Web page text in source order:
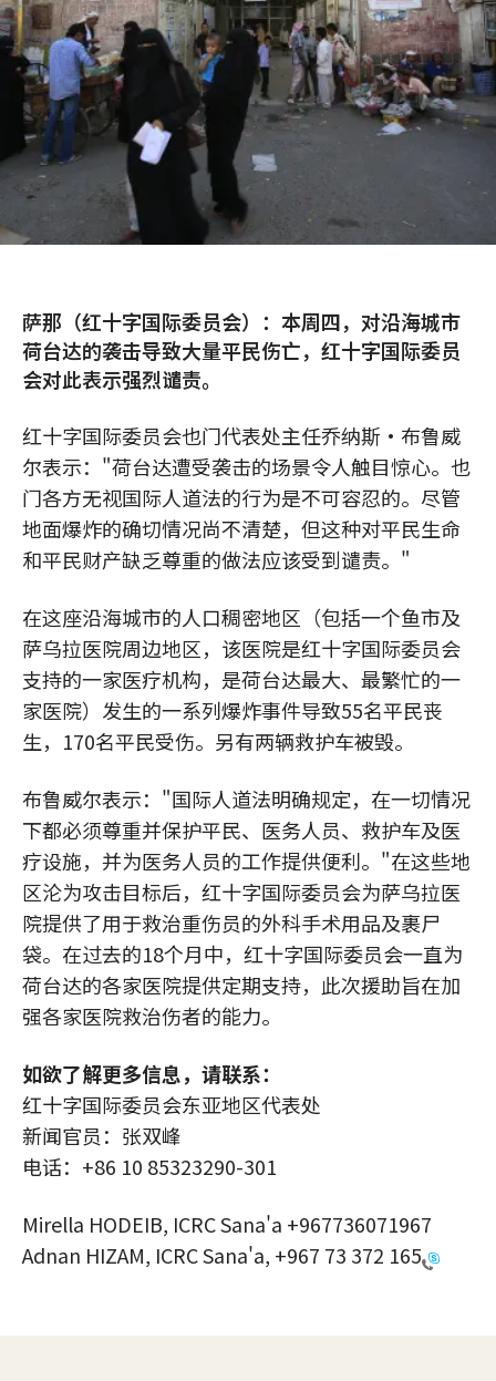
萨那（红十字国际委员会）：本周四，对沿海城市
荷台达的袭击导致大量平民伤亡，红十字国际委员
会对此表示强烈谴责。
红十字国际委员会也门代表处主任乔纳斯•布鲁威
尔表示："荷台达遭受袭击的场景令人触目惊心。也
门各方无视国际人道法的行为是不可容忍的。尽管
地面爆炸的确切情况尚不清楚，但这种对平民生命
和平民财产缺乏尊重的做法应该受到谴责。"
在这座沿海城市的人口稠密地区（包括一个鱼市及
萨乌拉医院周边地区，该医院是红十字国际委员会
支持的一家医疗机构，是荷台达最大、最繁忙的一
家医院）发生的一系列爆炸事件导致55名平民丧
生，170名平民受伤。另有两辆救护车被毁。
布鲁威尔表示："国际人道法明确规定，在一切情况
下都必须尊重并保护平民、医务人员、救护车及医
疗设施，并为医务人员的工作提供便利。"在这些地
区沦为攻击目标后，红十字国际委员会为萨乌拉医
院提供了用于救治重伤员的外科手术用品及裹尸
袋。在过去的18个月中，红十字国际委员会一直为
荷台达的各家医院提供定期支持，此次援助旨在加
强各家医院救治伤者的能力。
如欲了解更多信息，请联系：
红十字国际委员会东亚地区代表处
新闻官员：张双峰
电话：+86 10 85323290-301
Mirella HODEIB, ICRC Sana'a +967736071967
Adnan HIZAM, ICRC Sana'a, +967 73 372 165